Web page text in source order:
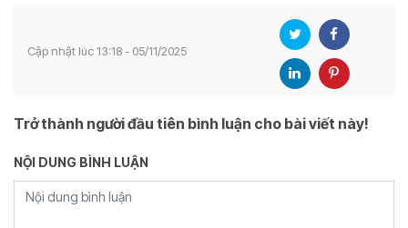
Cập nhật lúc 13:18 - 05/11/2025
Trở thành người đầu tiên bình luận cho bài viết này!
NỘI DUNG BÌNH LUẬN